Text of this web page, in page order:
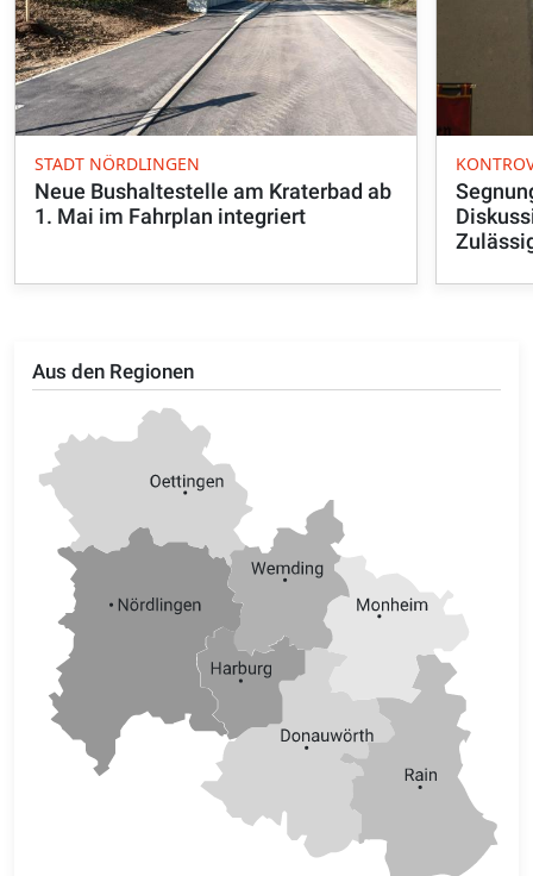
Aus den Regionen
STADT NÖRDLINGEN
Neue Bushaltestelle am Kraterbad ab
1. Mai im Fahrplan integriert